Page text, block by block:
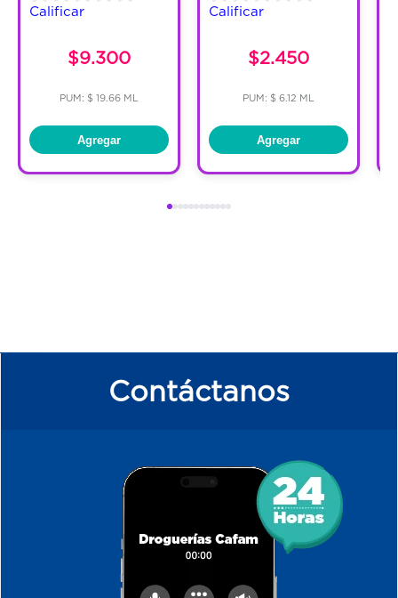
Calificar
$9.300
PUM: $ 19.66 ML
Agregar
Calificar
$2.450
PUM: $ 6.12 ML
Agregar
Contáctanos